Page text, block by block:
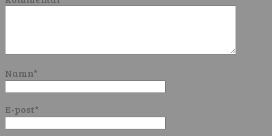
Namn*
E-post*